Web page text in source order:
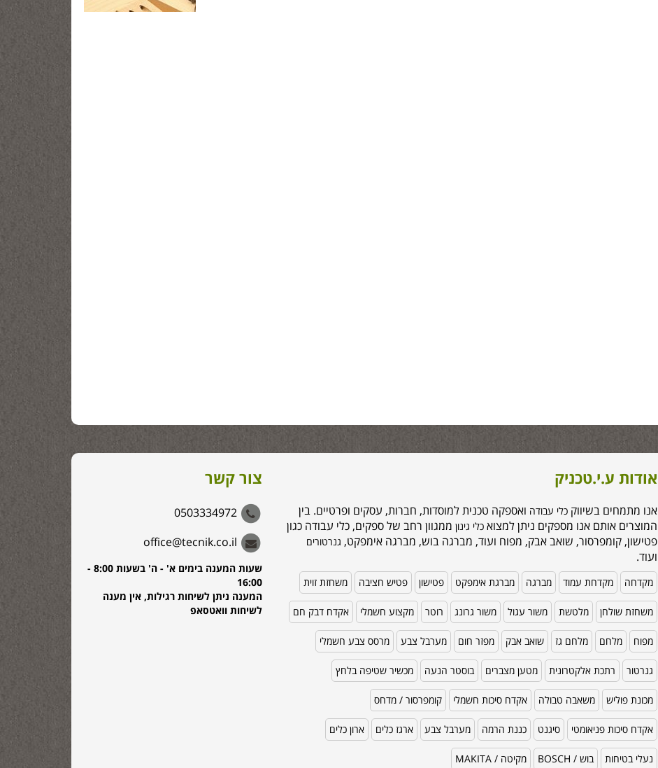
צור קשר
0503334972
office@tecnik.co.il
שעות המענה בימים א' - ה' בשעות 8:00 -
16:00
המענה ניתן לשיחות רגילות, אין מענה
לשיחות וואטסאפ
אודות ע.י.טכניק
אנו מתמחים בשיווקכלי עבודה ואספקה טכנית למוסדות, חברות, עסקים ופרטיים. בין
המוצרים אותם אנו מספקים ניתן למצואכלי גינון ממגוון רחב של ספקים, כלי עבודה כגון
פטישון, קומפרסור, שואב אבק, מפוח ועוד, מברגה בוש, מברגה אימפקט, גנרטורים
ועוד.
מקדחה מקדחת עמוד מברגה מברגת אימפקט פטישון פטיש חציבה משחזת זוית
משחזת שולחן מלטשת משור עגול משור גרונג רוטר מקצוע חשמלי אקדח דבק חם
מפוח מלחם מלחם גז שואב אבק מפזר חום מערבל צבע מרסס צבע חשמלי
גנרטור רתכת אלקטרונית מטען מצברים בוסטר הנעה מכשיר שטיפה בלחץ
מכונת פוליש משאבה טבולה אקדח סיכות חשמלי קומפרסור / מדחס
אקדח סיכות פניאומטי סיגנט כננת הרמה מערבל צבע ארגז כלים ארון כלים
נעלי בטיחות בוש / BOSCH מקיטה / MAKITA